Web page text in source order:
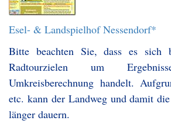
Esel- & Landspielhof Nessendorf*
Bitte beachten Sie, dass es sich
Radtourzielen um
Umkreisberechnung handelt.
etc. kann der Landweg und damit
länger dauern.